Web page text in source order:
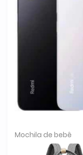
Mochila de bebê